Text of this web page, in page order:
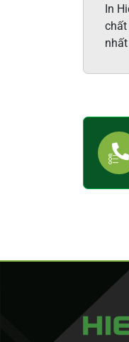
In
chất